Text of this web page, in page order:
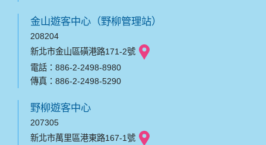
金山遊客中心（野柳管理站）
208204
新北市金山區磺港路171-2號
電話：886-2-2498-8980
傳真：886-2-2498-5290
野柳遊客中心
207305
新北市萬里區港東路167-1號